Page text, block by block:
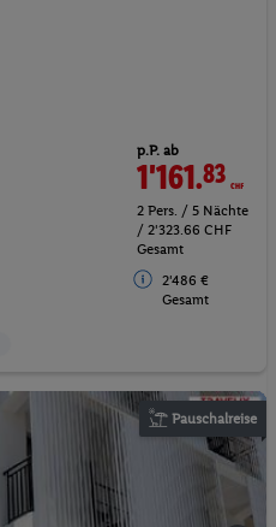
p.P. ab
1'161.83CHF
2 Pers. / 5 Nächte
/ 2'323.66 CHF
Gesamt
2'486 €
Gesamt
Pauschalreise